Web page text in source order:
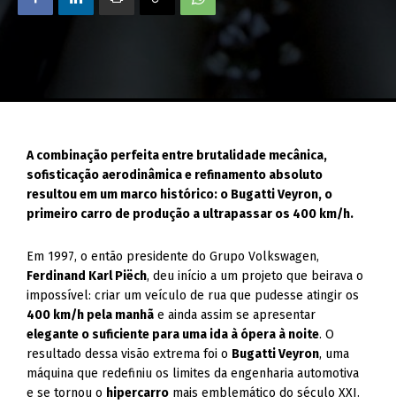
A combinação perfeita entre brutalidade mecânica,
sofisticação aerodinâmica e refinamento absoluto
resultou em um marco histórico: o Bugatti Veyron, o
primeiro carro de produção a ultrapassar os 400 km/h.
Em 1997, o então presidente do Grupo Volkswagen,
Ferdinand Karl Piëch, deu início a um projeto que beirava o
impossível: criar um veículo de rua que pudesse atingir os
400 km/h pela manhã e ainda assim se apresentar
elegante o suficiente para uma ida à ópera à noite. O
resultado dessa visão extrema foi o Bugatti Veyron, uma
máquina que redefiniu os limites da engenharia automotiva
e se tornou o hipercarro mais emblemático do século XXI.